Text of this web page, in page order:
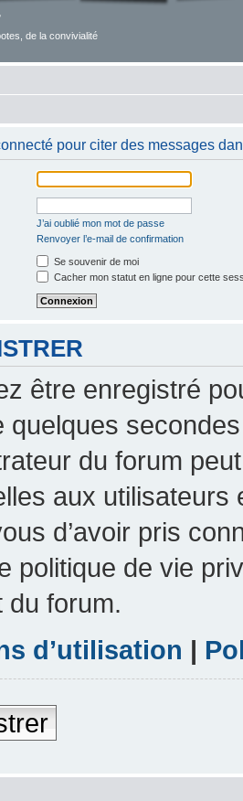
de la convivialité
pour citer des messages
J’ai oublié mon mot de passe
Renvoyer l’e-mail de confirmation
Se souvenir de moi
Cacher mon statut en ligne pour cette
être enregistré
quelques
du forum
aux
d’avoir pris
politique de vie
du forum.
d’utilisation |